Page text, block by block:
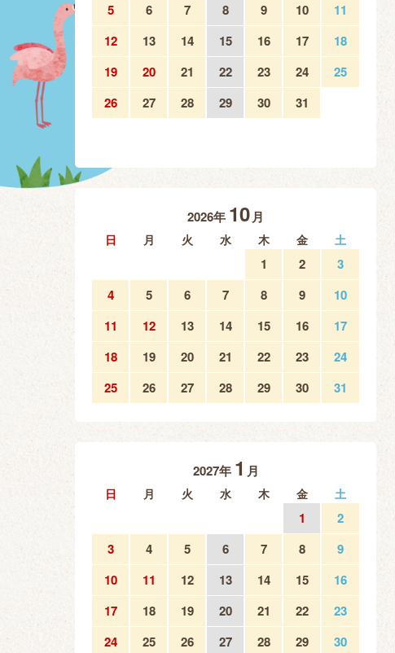
5
6 7 8 9 10
11
12
13 14 15 16 17
18
19
20 21 22 23 24
25
26
27 28 29 30 31
2026年 10月
日 月 火 水 木 金 土
1 2
3
4
5 6 7 8 9
10
11
12 13 14 15 16
17
18
19 20 21 22 23
24
25
26 27 28 29 30 31
2027年 1 月
日 月 火 水 木 金 土
1
2
3
4 5 6 7 8
9
10
11 12 13 14 15
16
17
18 19 20 21 22
23
24
25 26 27 28 29
30